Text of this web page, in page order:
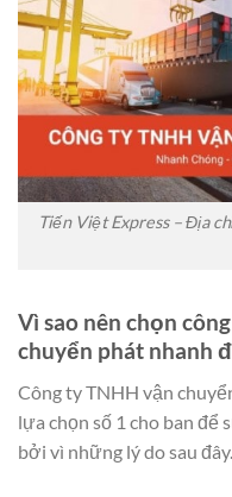
Tiến Việt Express – Địa
Vì sao nên chọn
chuyển phát nhanh
Công ty TNHH vận
lựa chọn số 1 cho ban để
bởi vì những lý do sau đây.